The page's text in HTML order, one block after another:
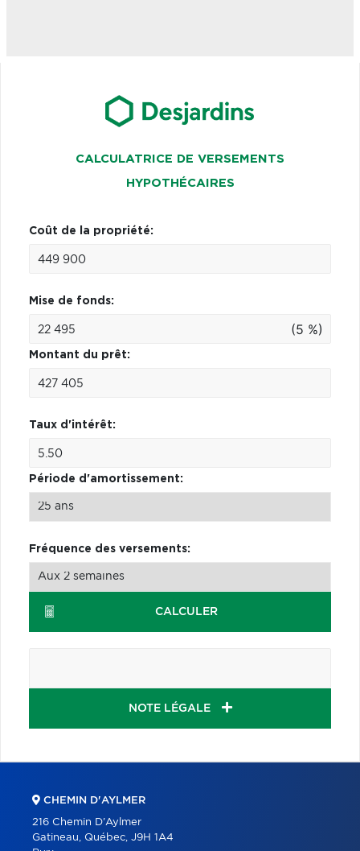
CALCULATRICE DE VERSEMENTS
HYPOTHÉCAIRES
Coût de la propriété:
Mise de fonds:
(5 %)
Montant du prêt:
Taux d'intérêt:
Période d'amortissement:
Fréquence des versements:
CALCULER
NOTE LÉGALE
CHEMIN D'AYLMER
216 Chemin D'Aylmer
Gatineau, Québec, J9H 1A4